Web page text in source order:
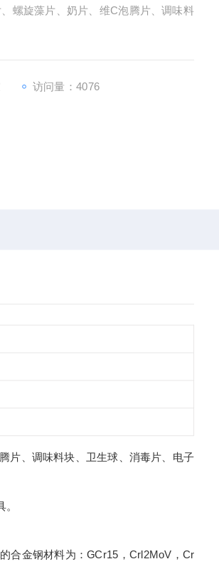
螺旋藻片、奶片、维C泡腾片、调味料
访问量：4076
片、调味料块、卫生球、消毒片、电子
合金钢材料为：GCr15，Crl2MoV，Cr